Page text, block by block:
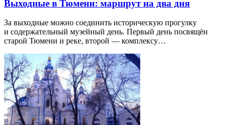
Выходные в Тюмени: маршрут на два дня
За выходные можно соединить историческую прогулку
и содержательный музейный день. Первый день посвящён
старой Тюмени и реке, второй — комплексу…